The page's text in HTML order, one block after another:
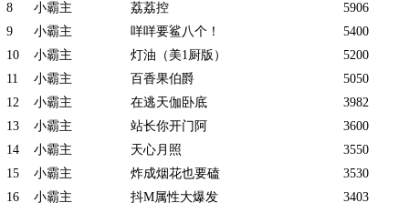
8
小霸主 荔荔控
5906
9
小霸主 咩咩要鲨八个！
5400
10
小霸主 灯油（美1厨版）
5200
11
小霸主 百香果伯爵
5050
12
小霸主 在逃天伽卧底
3982
13
小霸主 站长你开门阿
3600
14
小霸主 天心月照
3550
15
小霸主 炸成烟花也要磕
3530
16
小霸主 抖M属性大爆发
3403